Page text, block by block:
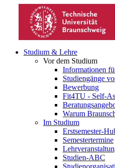
Studium & Lehre
Vor dem Studium
Informationen
Studiengänge
Bewerbung
Fit4TU - Self-
Warum
Im Studium
Erstsemester-
Semestertermine
Studien-ABC